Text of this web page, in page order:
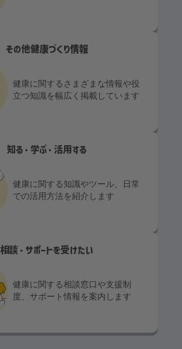
その他健康づくり情報
健康に関するさまざまな情報や役
立つ知識を幅広く掲載しています
知る・学ぶ・活用する
健康に関する知識やツール、日常
での活用方法を紹介します
相談・サポートを受けたい
健康に関する相談窓口や支援制
度、サポート情報を案内します